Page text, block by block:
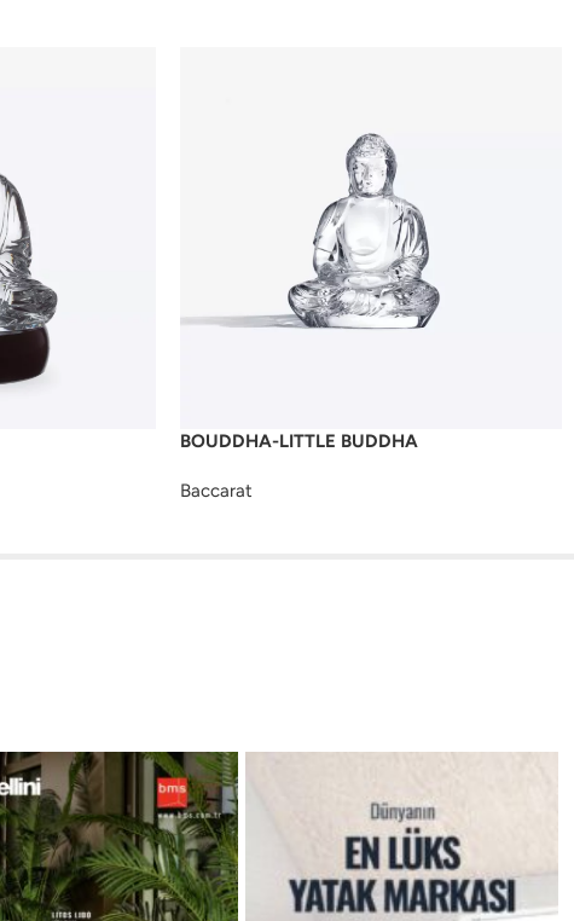
BOUDDHA-LITTLE BUDDHA
Baccarat